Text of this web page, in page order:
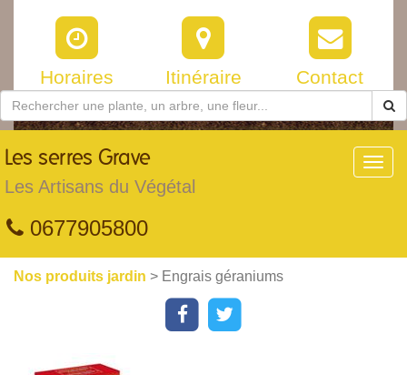
Horaires Itinéraire Contact
Les serres Grave
Les Artisans du Végétal
0677905800
Nos produits jardin > Engrais géraniums